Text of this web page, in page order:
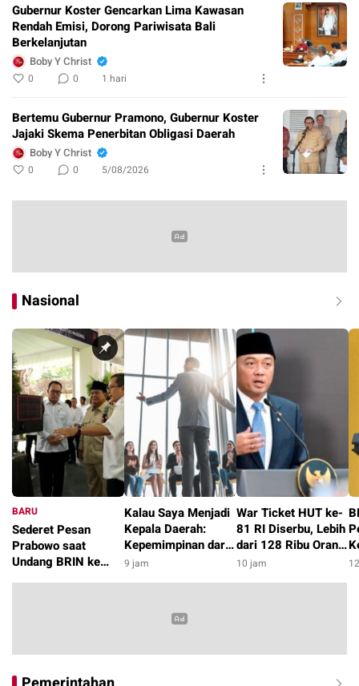
Gubernur Koster Gencarkan Lima Kawasan
Rendah Emisi, Dorong Pariwisata Bali
Berkelanjutan
Boby Y Christ
0 0 1 hari
Bertemu Gubernur Pramono, Gubernur Koster
Jajaki Skema Penerbitan Obligasi Daerah
Boby Y Christ
0 0 5/08/2026
Nasional
BARU
Sederet Pesan
Prabowo saat
Undang BRIN ke
3 jam
Kalau Saya Menjadi
Kepala Daerah:
Kepemimpinan dari
Hal-Hal Kecil yang
9 jam
War Ticket HUT ke-
81 RI Diserbu, Lebih
dari 128 Ribu Orang
Daftar pada Hari
10 jam